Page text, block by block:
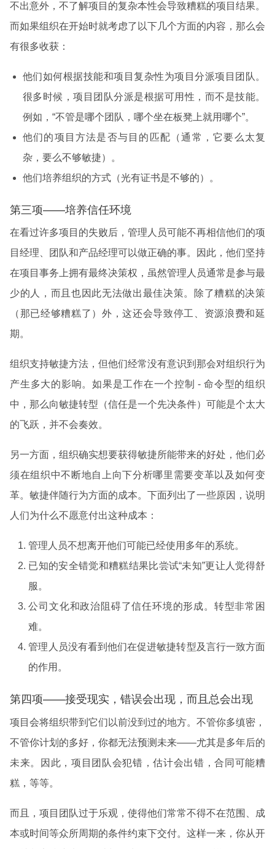
不出意外，不了解项目的复杂本性会导致糟糕的项目结果。
而如果组织在开始时就考虑了以下几个方面的内容，那么会
有很多收获：
他们如何根据技能和项目复杂性为项目分派项目团队。
很多时候，项目团队分派是根据可用性，而不是技能。
例如，“不管是哪个团队，哪个坐在板凳上就用哪个”。
他们的项目方法是否与目的匹配（通常，它要么太复
杂，要么不够敏捷）。
他们培养组织的方式（光有证书是不够的）。
第三项——培养信任环境
在看过许多项目的失败后，管理人员可能不再相信他们的项
目经理、团队和产品经理可以做正确的事。因此，他们坚持
在项目事务上拥有最终决策权，虽然管理人员通常是参与最
少的人，而且也因此无法做出最佳决策。除了糟糕的决策
（那已经够糟糕了）外，这还会导致停工、资源浪费和延
期。
组织支持敏捷方法，但他们经常没有意识到那会对组织行为
产生多大的影响。如果是工作在一个控制 - 命令型的组织
中，那么向敏捷转型（信任是一个先决条件）可能是个太大
的飞跃，并不会奏效。
另一方面，组织确实想要获得敏捷所能带来的好处，他们必
须在组织中不断地自上向下分析哪里需要变革以及如何变
革。敏捷伴随行为方面的成本。下面列出了一些原因，说明
人们为什么不愿意付出这种成本：
管理人员不想离开他们可能已经使用多年的系统。
已知的安全错觉和糟糕结果比尝试“未知”更让人觉得舒
服。
公司文化和政治阻碍了信任环境的形成。转型非常困
难。
管理人员没有看到他们在促进敏捷转型及言行一致方面
的作用。
第四项——接受现实，错误会出现，而且总会出现
项目会将组织带到它们以前没到过的地方。不管你多缜密，
不管你计划的多好，你都无法预测未来——尤其是多年后的
未来。因此，项目团队会犯错，估计会出错，合同可能糟
糕，等等。
而且，项目团队过于乐观，使得他们常常不得不在范围、成
本或时间等众所周期的条件约束下交付。这样一来，你从开